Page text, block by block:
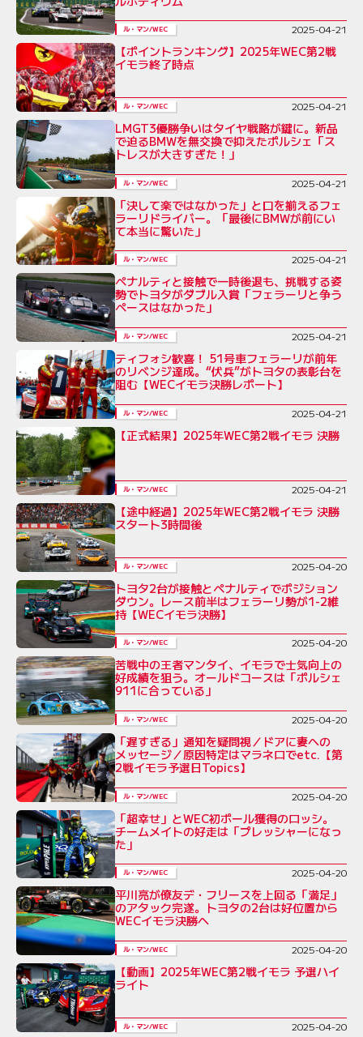
ル・マン/WEC 2025-04-21
【ポイントランキング】2025年WEC第2戦
イモラ終了時点
ル・マン/WEC 2025-04-21
LMGT3優勝争いはタイヤ戦略が鍵に。新品
で迫るBMWを無交換で抑えたポルシェ「ス
トレスが大きすぎた！」
ル・マン/WEC 2025-04-21
「決して楽ではなかった」と口を揃えるフェ
ラーリドライバー。「最後にBMWが前にい
て本当に驚いた」
ル・マン/WEC 2025-04-21
ペナルティと接触で一時後退も、挑戦する姿
勢でトヨタがダブル入賞「フェラーリと争う
ペースはなかった」
ル・マン/WEC 2025-04-21
ティフォシ歓喜！ 51号車フェラーリが前年
のリベンジ達成。“伏兵”がトヨタの表彰台を
阻む【WECイモラ決勝レポート】
ル・マン/WEC 2025-04-21
【正式結果】2025年WEC第2戦イモラ 決勝
ル・マン/WEC 2025-04-21
【途中経過】2025年WEC第2戦イモラ 決勝
スタート3時間後
ル・マン/WEC 2025-04-20
トヨタ2台が接触とペナルティでポジション
ダウン。レース前半はフェラーリ勢が1-2維
持【WECイモラ決勝】
ル・マン/WEC 2025-04-20
苦戦中の王者マンタイ、イモラで士気向上の
好成績を狙う。オールドコースは「ポルシェ
911に合っている」
ル・マン/WEC 2025-04-20
「遅すぎる」通知を疑問視／ドアに妻への
メッセージ／原因特定はマラネロでetc.【第
2戦イモラ予選日Topics】
ル・マン/WEC 2025-04-20
「超幸せ」とWEC初ポール獲得のロッシ。
チームメイトの好走は「プレッシャーになっ
た」
ル・マン/WEC 2025-04-20
平川亮が僚友デ・フリースを上回る「満足」
のアタック完遂。トヨタの2台は好位置から
WECイモラ決勝へ
ル・マン/WEC 2025-04-20
【動画】2025年WEC第2戦イモラ 予選ハイ
ライト
ル・マン/WEC 2025-04-20